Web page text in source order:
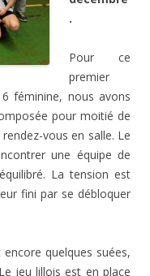
.
Pour ce
premier
féminine, nous avons
pour moitié de
vous en salle. Le
une équipe de
La tension est
fini par se débloquer
quelques suées,
jeu lillois est en place